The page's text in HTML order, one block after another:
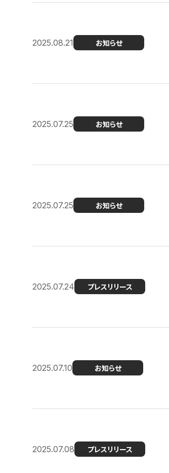
2025.08.21 お知らせ
2025.07.25 お知らせ
2025.07.25 お知らせ
2025.07.24 プレスリリース
2025.07.10 お知らせ
2025.07.08 プレスリリース